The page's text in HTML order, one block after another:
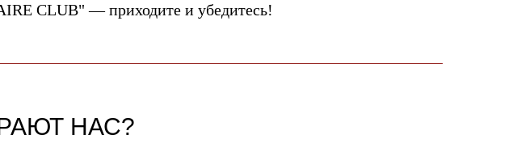
CLUB" — приходите и убедитесь!
НАС?